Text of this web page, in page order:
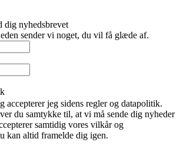
dig nyhedsbrevet
sender vi noget, du vil få glæde af.
accepterer jeg sidens regler og datapolitik.
du samtykke til, at vi må sende dig nyheder
samtidig vores vilkår og
kan altid framelde dig igen.